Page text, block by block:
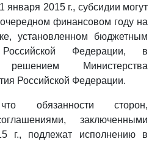
2015 г., субсидии могут
финансовом году на
установленном бюджетным
Российской Федерации, в
Министерства
Российской Федерации.
обязанности сторон,
заключенными
г., подлежат исполнению в